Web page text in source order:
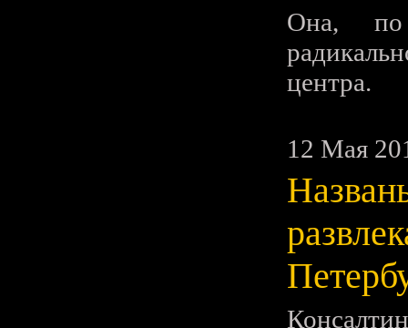
Она, по
центра.
12 Мая